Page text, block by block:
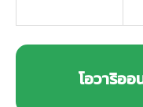
โอวาริออ